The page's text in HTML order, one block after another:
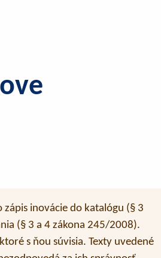
inovácie do katalógu (§ 3
(§ 3 a 4 zákona 245/2008).
s ňou súvisia. Texty uvedené